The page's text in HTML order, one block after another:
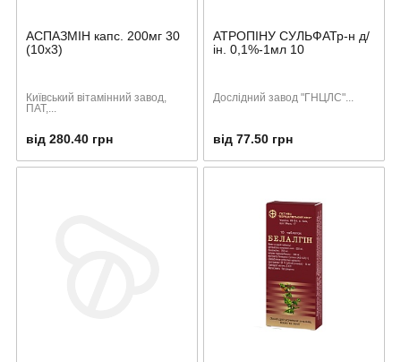
АСПАЗМІН капс. 200мг 30
(10х3)
Київський вітамінний завод,
ПАТ,...
від 280.40 грн
АТРОПІНУ СУЛЬФАТр-н д/
ін. 0,1%-1мл 10
Дослідний завод "ГНЦЛС"...
від 77.50 грн